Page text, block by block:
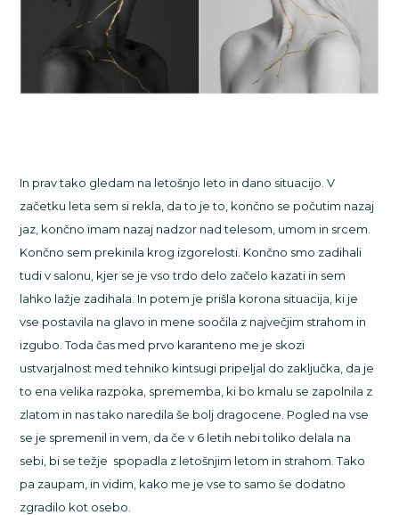
In prav tako gledam na letošnjo leto in dano situacijo. V
začetku leta sem si rekla, da to je to, končno se počutim nazaj
jaz, končno imam nazaj nadzor nad telesom, umom in srcem.
Končno sem prekinila krog izgorelosti. Končno smo zadihali
tudi v salonu, kjer se je vso trdo delo začelo kazati in sem
lahko lažje zadihala. In potem je prišla korona situacija, ki je
vse postavila na glavo in mene soočila z največjim strahom in
izgubo. Toda čas med prvo karanteno me je skozi
ustvarjalnost med tehniko kintsugi pripeljal do zaključka, da je
to ena velika razpoka, sprememba, ki bo kmalu se zapolnila z
zlatom in nas tako naredila še bolj dragocene. Pogled na vse
se je spremenil in vem, da če v 6 letih nebi toliko delala na
sebi, bi se težje spopadla z letošnjim letom in strahom. Tako
pa zaupam, in vidim, kako me je vse to samo še dodatno
zgradilo kot osebo.